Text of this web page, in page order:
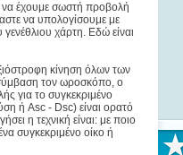
να έχουμε σωστή προβολή
να υπολογίσουμε με
χάρτη. Εδώ είναι
κίνηση όλων των
τον ωροσκόπο, ο
για το συγκεκριμένο
ή Asc - Dsc) είναι ορατό
η τεχνική είναι: με ποιο
συγκεκριμένο οίκο ή